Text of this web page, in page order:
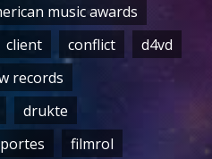
music awards
client conflict
d4vd
records
drukte
filmrol